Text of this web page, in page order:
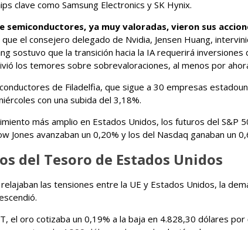
clave como Samsung Electronics y SK Hynix.
semiconductores, ya muy valoradas, vieron sus
el consejero delegado de Nvidia, Jensen Huang,
sostuvo que la transición hacia la IA requerirá inversiones
los temores sobre sobrevaloraciones, al menos por
de Filadelfia, que sigue a 30 empresas
con una subida del 3,18%.
más amplio en Estados Unidos, los futuros del S&P
Jones avanzaban un 0,20% y los del Nasdaq ganaban un
del Tesoro de Estados Unidos
las tensiones entre la UE y Estados Unidos, la
el oro cotizaba un 0,19% a la baja en 4.828,30 dólares